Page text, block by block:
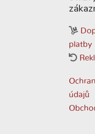
platby
údajů